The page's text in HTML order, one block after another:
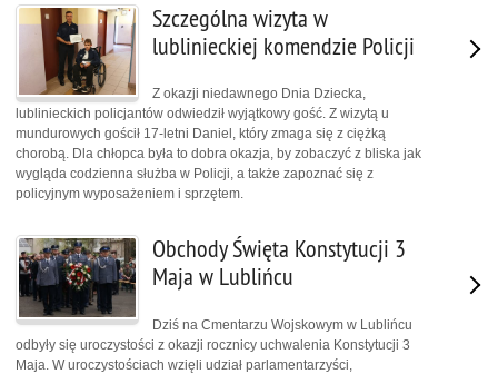
Szczególna wizyta w
lublinieckiej komendzie Policji
Z okazji niedawnego Dnia Dziecka,
lublinieckich policjantów odwiedził wyjątkowy gość. Z wizytą u
mundurowych gościł 17-letni Daniel, który zmaga się z ciężką
chorobą. Dla chłopca była to dobra okazja, by zobaczyć z bliska jak
wygląda codzienna służba w Policji, a także zapoznać się z
policyjnym wyposażeniem i sprzętem.
Obchody Święta Konstytucji 3
Maja w Lublińcu
Dziś na Cmentarzu Wojskowym w Lublińcu
odbyły się uroczystości z okazji rocznicy uchwalenia Konstytucji 3
Maja. W uroczystościach wzięli udział parlamentarzyści,